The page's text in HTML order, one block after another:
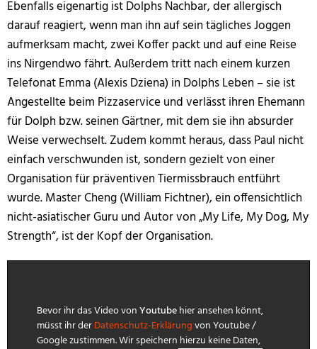
Ebenfalls eigenartig ist Dolphs Nachbar, der allergisch
darauf reagiert, wenn man ihn auf sein tägliches Joggen
aufmerksam macht, zwei Koffer packt und auf eine Reise
ins Nirgendwo fährt. Außerdem tritt nach einem kurzen
Telefonat Emma (Alexis Dziena) in Dolphs Leben – sie ist
Angestellte beim Pizzaservice und verlässt ihren Ehemann
für Dolph bzw. seinen Gärtner, mit dem sie ihn absurder
Weise verwechselt. Zudem kommt heraus, dass Paul nicht
einfach verschwunden ist, sondern gezielt von einer
Organisation für präventiven Tiermissbrauch entführt
wurde. Master Cheng (William Fichtner), ein offensichtlich
nicht-asiatischer Guru und Autor von „My Life, My Dog, My
Strength“, ist der Kopf der Organisation.
Bevor ihr das Video vonYoutubehier ansehen könnt,
müsst ihr derDatenschutz-Erklärungvon Youtube /
Google zustimmen. Wir speichern hierzu keine Daten,